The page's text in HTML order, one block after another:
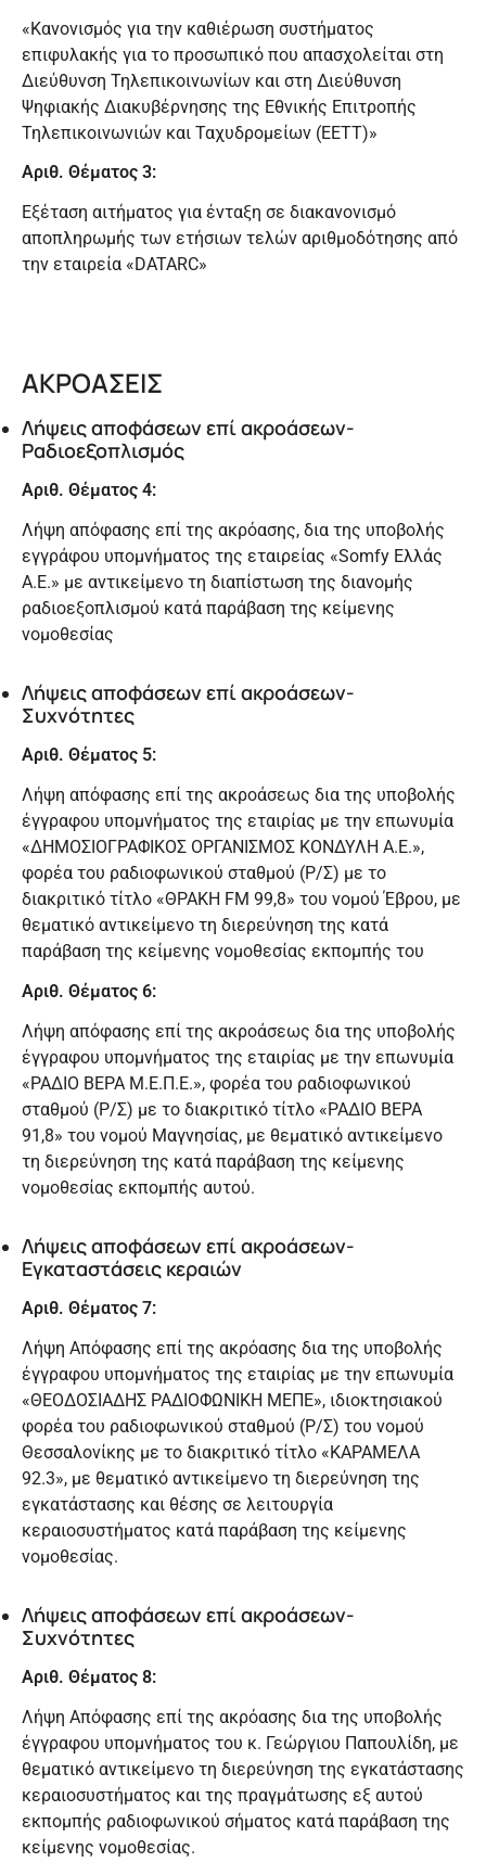
«Κανονισμός για την καθιέρωση συστήματος
επιφυλακής για το προσωπικό που απασχολείται στη
Διεύθυνση Τηλεπικοινωνίων και στη Διεύθυνση
Ψηφιακής Διακυβέρνησης της Εθνικής Επιτροπής
Τηλεπικοινωνιών και Ταχυδρομείων (ΕΕΤΤ)»
Αριθ. Θέματος 3:
Εξέταση αιτήματος για ένταξη σε διακανονισμό
αποπληρωμής των ετήσιων τελών αριθμοδότησης από
την εταιρεία «DATARC»
ΑΚΡΟΑΣΕΙΣ
Λήψεις αποφάσεων επί ακροάσεων-
Ραδιοεξοπλισμός
Αριθ. Θέματος 4:
Λήψη απόφασης επί της ακρόασης, δια της υποβολής
εγγράφου υπομνήματος της εταιρείας «Somfy Ελλάς
A.E.» με αντικείμενο τη διαπίστωση της διανομής
ραδιοεξοπλισμού κατά παράβαση της κείμενης
νομοθεσίας
Λήψεις αποφάσεων επί ακροάσεων-
Συχνότητες
Αριθ. Θέματος 5:
Λήψη απόφασης επί της ακροάσεως δια της υποβολής
έγγραφου υπομνήματος της εταιρίας με την επωνυμία
«ΔΗΜΟΣΙΟΓΡΑΦΙΚΟΣ ΟΡΓΑΝΙΣΜΟΣ ΚΟΝΔΥΛΗ Α.Ε.»,
φορέα του ραδιοφωνικού σταθμού (Ρ/Σ) με το
διακριτικό τίτλο «ΘΡΑΚΗ FM 99,8» του νομού Έβρου, με
θεματικό αντικείμενο τη διερεύνηση της κατά
παράβαση της κείμενης νομοθεσίας εκπομπής του
Αριθ. Θέματος 6:
Λήψη απόφασης επί της ακροάσεως δια της υποβολής
έγγραφου υπομνήματος της εταιρίας με την επωνυμία
«ΡΑΔΙΟ ΒΕΡΑ Μ.Ε.Π.Ε.», φορέα του ραδιοφωνικού
σταθμού (Ρ/Σ) με το διακριτικό τίτλο «ΡΑΔΙΟ ΒΕΡΑ
91,8» του νομού Μαγνησίας, με θεματικό αντικείμενο
τη διερεύνηση της κατά παράβαση της κείμενης
νομοθεσίας εκπομπής αυτού.
Λήψεις αποφάσεων επί ακροάσεων-
Εγκαταστάσεις κεραιών
Αριθ. Θέματος 7:
Λήψη Απόφασης επί της ακρόασης δια της υποβολής
έγγραφου υπομνήματος της εταιρίας με την επωνυμία
«ΘΕΟΔΟΣΙΑΔΗΣ ΡΑΔΙΟΦΩΝΙΚΗ ΜΕΠΕ», ιδιοκτησιακού
φορέα του ραδιοφωνικού σταθμού (Ρ/Σ) του νομού
Θεσσαλονίκης με το διακριτικό τίτλο «ΚΑΡΑΜΕΛΑ
92.3», με θεματικό αντικείμενο τη διερεύνηση της
εγκατάστασης και θέσης σε λειτουργία
κεραιοσυστήματος κατά παράβαση της κείμενης
νομοθεσίας.
Λήψεις αποφάσεων επί ακροάσεων-
Συχνότητες
Αριθ. Θέματος 8:
Λήψη Απόφασης επί της ακρόασης δια της υποβολής
έγγραφου υπομνήματος του κ. Γεώργιου Παπουλίδη, με
θεματικό αντικείμενο τη διερεύνηση της εγκατάστασης
κεραιοσυστήματος και της πραγμάτωσης εξ αυτού
εκπομπής ραδιοφωνικού σήματος κατά παράβαση της
κείμενης νομοθεσίας.